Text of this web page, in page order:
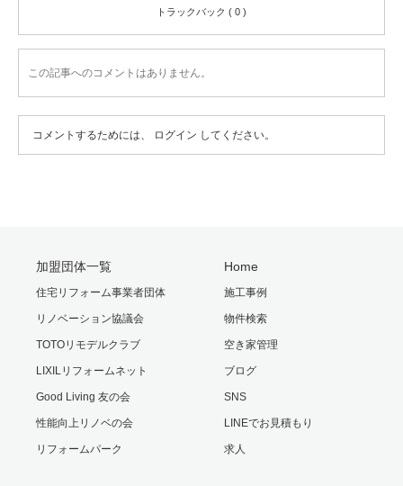
トラックバック ( 0 )
この記事へのコメントはありません。
コメントするためには、 ログイン してください。
加盟団体一覧
住宅リフォーム事業者団体
リノベーション協議会
TOTOリモデルクラブ
LIXILリフォームネット
Good Living 友の会
性能向上リノベの会
リフォームパーク
Home
施工事例
物件検索
空き家管理
ブログ
SNS
LINEでお見積もり
求人